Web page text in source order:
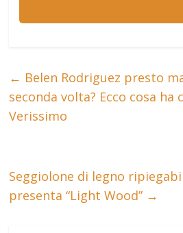
← Belen Rodriguez presto
seconda volta? Ecco cosa ha
Verissimo
Seggiolone di legno
presenta “Light Wood” →